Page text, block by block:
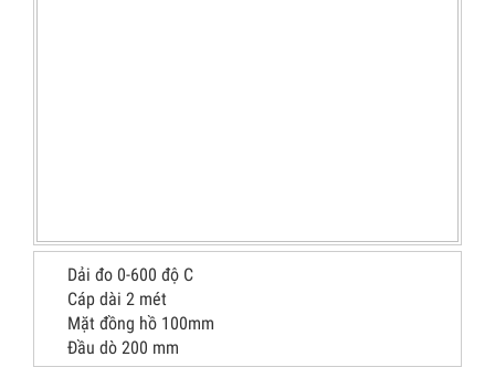
Dải đo 0-600 độ C
Cáp dài 2 mét
Mặt đồng hồ 100mm
Đầu dò 200 mm